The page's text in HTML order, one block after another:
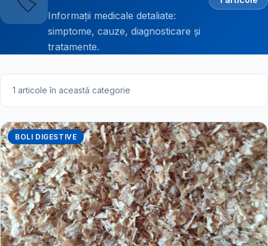
Informații medicale detaliate:
simptome, cauze, diagnosticare și
tratamente.
1 articole în această categorie
BOLI DIGESTIVE